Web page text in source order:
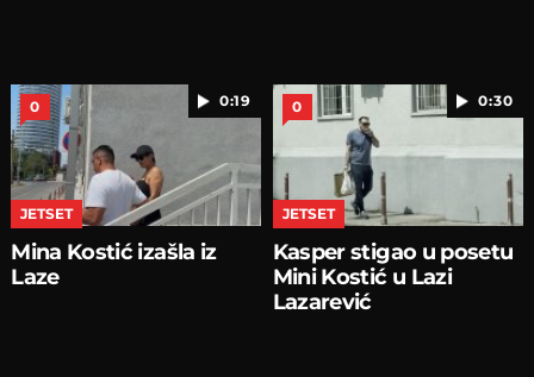
0:19
0
JETSET
Mina Kostić izašla iz
Laze
0:30
0
JETSET
Kasper stigao u posetu
Mini Kostić u Lazi
Lazarević